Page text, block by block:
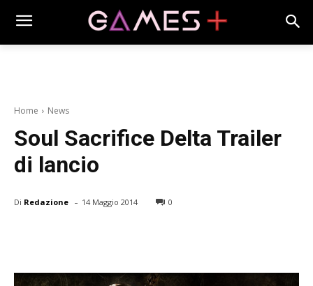
Home News
Soul Sacrifice Delta Trailer
di lancio
Di Redazione - 14 Maggio 2014 0